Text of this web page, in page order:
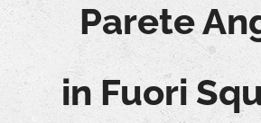
Parete
in Fuori